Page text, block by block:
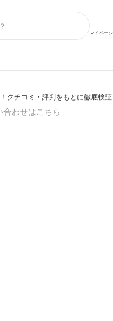
マイページ
クチコミ・評判をもとに徹底検証
合わせはこちら